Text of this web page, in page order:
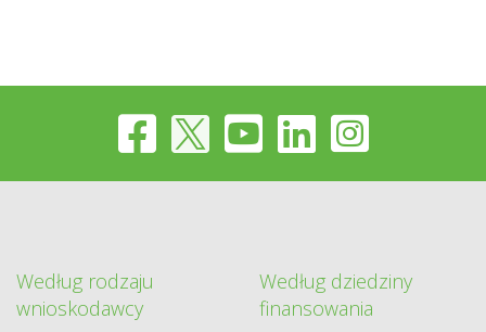
Według rodzaju
wnioskodawcy
Według dziedziny
finansowania